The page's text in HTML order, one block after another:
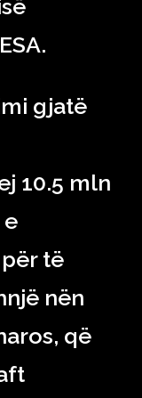
gjatë
10.5 mln
e
për të
nën
që